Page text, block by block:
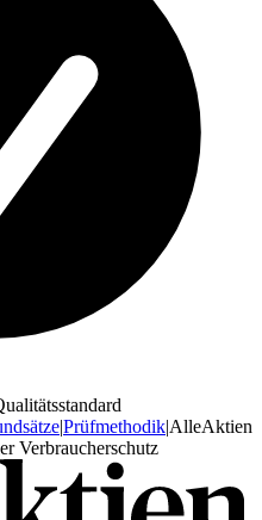
|Prüfmethodik|AlleAktien
Verbraucherschutz